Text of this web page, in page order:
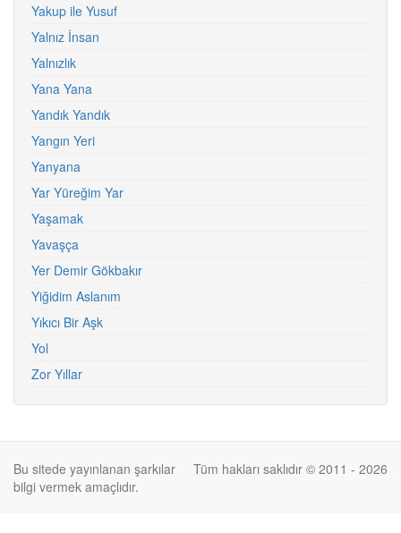
Yakup ile Yusuf
Yalnız İnsan
Yalnızlık
Yana Yana
Yandık Yandık
Yangın Yeri
Yanyana
Yar Yüreğim Yar
Yaşamak
Yavaşça
Yer Demir Gökbakır
Yiğidim Aslanım
Yıkıcı Bir Aşk
Yol
Zor Yıllar
Tüm hakları saklıdır © 2011 - 2026
Bu sitede yayınlanan şarkılar
bilgi vermek amaçlıdır.